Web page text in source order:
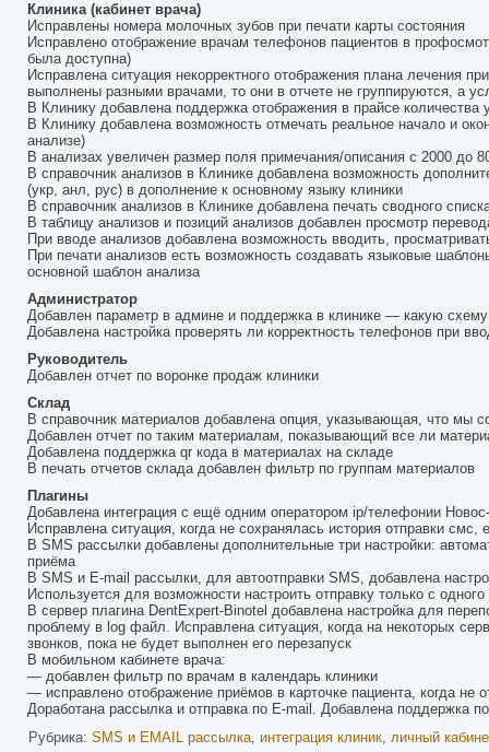
Клиника (кабинет врача)
Исправлены номера молочных зубов при печати карты состояния
Исправлено отображение врачам телефонов пациентов в
была доступна)
Исправлена ситуация некорректного отображения плана лечения
выполнены разными врачами, то они в отчете не группируются, а
В Клинику добавлена поддержка отображения в прайсе количества
В Клинику добавлена возможность отмечать реальное начало и
анализе)
В анализах увеличен размер поля примечания/описания с 2000 до
В справочник анализов в Клинике добавлена возможность
(укр, анл, рус) в дополнение к основному языку клиники
В справочник анализов в Клинике добавлена печать сводного
В таблицу анализов и позиций анализов добавлен просмотр
При вводе анализов добавлена возможность вводить,
При печати анализов есть возможность создавать языковые
основной шаблон анализа
Администратор
Добавлен параметр в админе и поддержка в клинике — какую
Добавлена настройка проверять ли корректность телефонов при
Руководитель
Добавлен отчет по воронке продаж клиники
Склад
В справочник материалов добавлена опция, указывающая, что мы
Добавлен отчет по таким материалам, показывающий все ли
Добавлена поддержка qr кода в материалах на складе
В печать отчетов склада добавлен фильтр по группам материалов
Плагины
Добавлена интеграция с ещё одним оператором ip/телефонии
Исправлена ситуация, когда не сохранялась история отправки
В SMS рассылки добавлены дополнительные три настройки:
приёма
В SMS и E-mail рассылки, для автоотправки SMS, добавлена
Используется для возможности настроить отправку только с
В сервер плагина DentExpert-Binotel добавлена настройка для
проблему в log файл. Исправлена ситуация, когда на некоторых
звонков, пока не будет выполнен его перезапуск
В мобильном кабинете врача:
— добавлен фильтр по врачам в календарь клиники
— исправлено отображение приёмов в карточке пациента, когда
Доработана рассылка и отправка по E-mail. Добавлена поддержка
Рубрика: SMS и EMAIL рассылка, интеграция клиник, личный